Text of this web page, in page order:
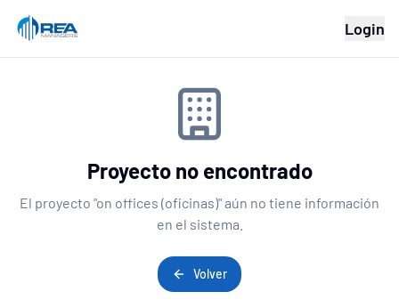
Login
Proyecto no encontrado
El proyecto "on offices (oficinas)" aún no tiene información
en el sistema.
Volver